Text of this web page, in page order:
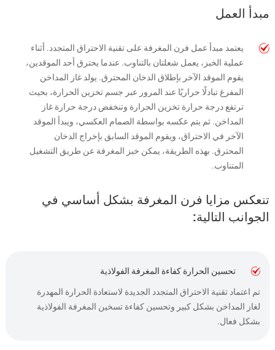
مبدأ العمل
يعتمد مبدأ عمل فرن المغرفة على تقنية الاحتراق المتجدد. أثناء
عملية الخبز، يعمل شعلتان بالتناوب. عندما يحترق أحد الموقدين،
يقوم الموقد الآخر بإطلاق الدخان المحترق. يولد غاز المداخن
المفرغ تبادلًا حراريًا عند المرور عبر جسم تخزين الحرارة، بحيث
ترتفع درجة حرارة تخزين الحرارة وتنخفض درجة حرارة غاز
المداخن. ثم يتم عكسه بواسطة الصمام العكسي، ويبدأ الموقد
الآخر في الاحتراق، ويقوم الموقد السابق بإخراج الدخان
المحترق. بهذه الطريقة، يمكن خبز المغرفة عن طريق التشغيل
المتناوب.
تنعكس مزايا فرن المغرفة بشكل أساسي في
الجوانب التالية:
تحسين الحرارة كفاءة المغرفة الفولاذية
تم اعتماد تقنية الاحتراق المتجدد الجديدة لاستعادة الحرارة المهدرة
لغاز المداخن بشكل كبير وتحسين كفاءة تسخين المغرفة الفولاذية
بشكل فعال.